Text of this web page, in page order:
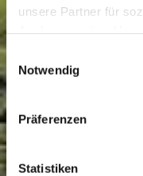
unsere Partner für
zusammen, die Sie
sie im Rahmen Ihrer
Einwilligungsauswahl
Notwendig
Präferenzen
Statistiken